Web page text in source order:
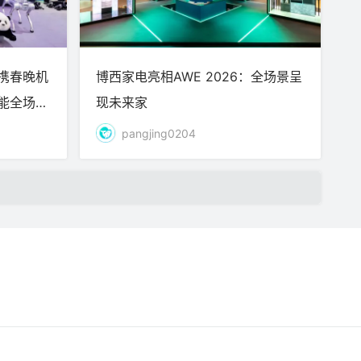
春晚机
全场景
博西家电亮相AWE 2026：全场景呈
现未来家
pangjing0204